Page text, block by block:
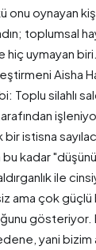
onu oynayan
toplumsal
hiç uymayan
Aisha
Toplu silahlı
istisna
bu kadar
ile
ama çok
gösteriyor.
yani bizim